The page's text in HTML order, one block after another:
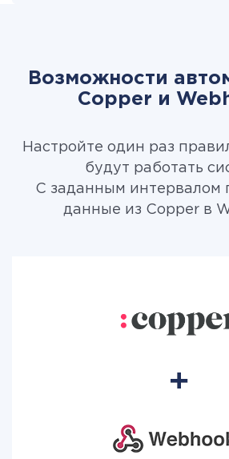
Возможности
Copper и
Настройте один раз
будут работать
С заданным интервалом
данные из Copper в